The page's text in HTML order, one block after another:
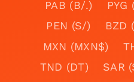
PAB (B/.)
PYG
PEN (S/)
BZD
MXN (MXN$)
TND (DT)
SAR